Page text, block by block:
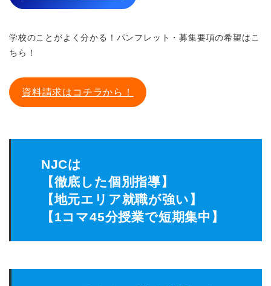
学校のことがよく分かる！パンフレット・募集要項の希望はこ
ちら！
資料請求はコチラから！
NJCは
【徹底した個別指導】
【地元エリア就職が強い】
【1コマ45分授業で短期集中】